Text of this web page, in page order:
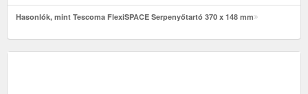
Hasonlók, mint Tescoma FlexiSPACE Serpenyőtartó 370 x 148 mm